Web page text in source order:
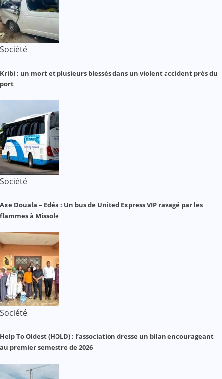
Société
Kribi : un mort et plusieurs blessés dans un violent accident près du
port
Société
Axe Douala – Edéa : Un bus de United Express VIP ravagé par les
flammes à Missole
Société
Help To Oldest (HOLD) : l’association dresse un bilan encourageant
au premier semestre de 2026